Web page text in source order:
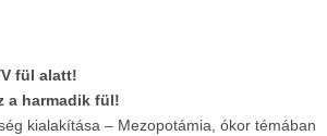
fül alatt!
a harmadik fül!
kialakítása – Mezopotámia, ókor témában